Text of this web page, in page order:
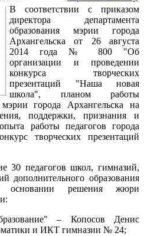
В соответствии с приказом
директора департамента
образования мэрии города
Архангельска от 26 августа
2014 года № 800 "Об
организации и проведении
конкурса творческих
презентаций "Наша новая
школа", планом работы
мэрии города Архангельска на
поддержки, признания и
работы педагогов города
творческих презентаций
30 педагогов школ, гимназий,
дополнительного образования
основании решения жюри
– Копосов Денис
и ИКТ гимназии № 24;